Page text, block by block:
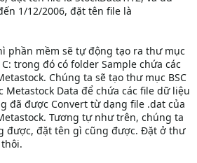
1/12/2006, đặt tên file là
phần mềm sẽ tự động tạo ra thư mục
trong đó có folder Sample chứa các
Chúng ta sẽ tạo thư mục BSC
Data để chứa các file dữ liệu
đã được Convert từ dạng file .dat của
Tương tự như trên, chúng ta
được, đặt tên gì cũng được. Đặt ở thư